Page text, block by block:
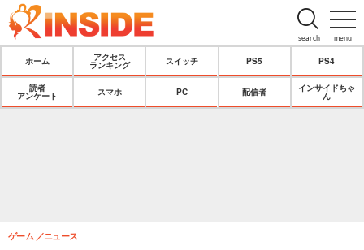
menu
search
ホーム
アクセス
ランキング
スイッチ PS5 PS4
読者
アンケート
スマホ PC 配信者
インサイドちゃ
ん
ゲーム ニュース